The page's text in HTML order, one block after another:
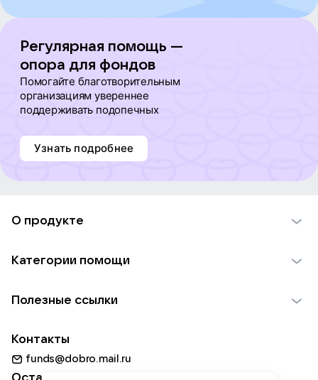
Регулярная помощь —
опора для фондов
Помогайте благотворительным
организациям увереннее
поддерживать подопечных
Узнать подробнее
О продукте
Использование материалов
Для НКО
Партнерам
Категории помощи
Пожилым
Животным
Полезные ссылки
Добрый день
Контакты
funds@dobro.mail.ru